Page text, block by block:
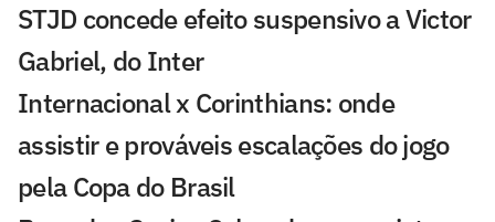
STJD concede efeito suspensivo a Victor
Gabriel, do Inter
Internacional x Corinthians: onde
assistir e prováveis escalações do jogo
pela Copa do Brasil